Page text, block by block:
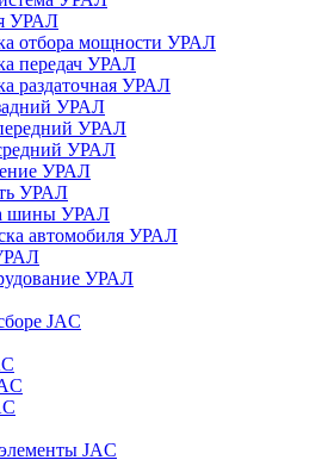
УРАЛ
отбора мощности УРАЛ
передач УРАЛ
раздаточная УРАЛ
УРАЛ
УРАЛ
УРАЛ
УРАЛ
УРАЛ
шины УРАЛ
автомобиля УРАЛ
УРАЛ
JAC
JAC